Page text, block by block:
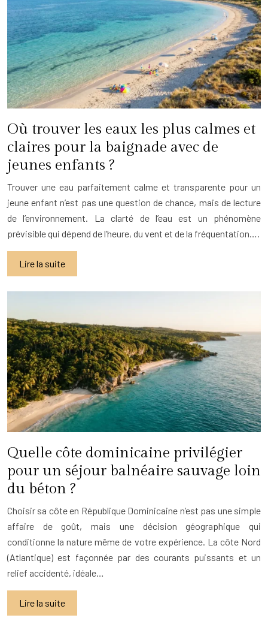
Où trouver les eaux les plus calmes et
claires pour la baignade avec de
jeunes enfants ?
Trouver une eau parfaitement calme et transparente pour un
jeune enfant n’est pas une question de chance, mais de lecture
de l’environnement. La clarté de l’eau est un phénomène
prévisible qui dépend de l’heure, du vent et de la fréquentation….
Lire la suite
Quelle côte dominicaine privilégier
pour un séjour balnéaire sauvage loin
du béton ?
Choisir sa côte en République Dominicaine n’est pas une simple
affaire de goût, mais une décision géographique qui
conditionne la nature même de votre expérience. La côte Nord
(Atlantique) est façonnée par des courants puissants et un
relief accidenté, idéale…
Lire la suite